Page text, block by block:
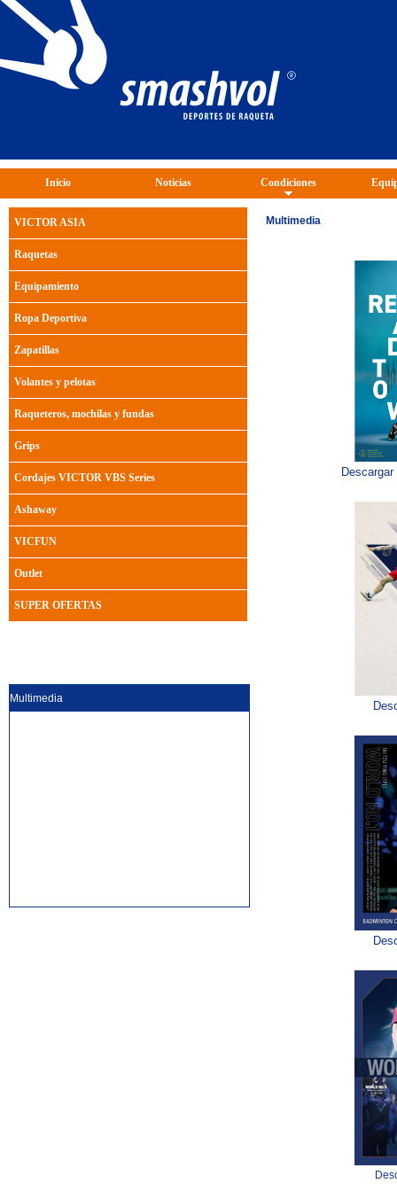
Inicio Noticias Condiciones
Multimedia
VICTOR ASIA
Raquetas
Equipamiento
Ropa Deportiva
Zapatillas
Volantes y pelotas
Raqueteros, mochilas y fundas
Grips
Cordajes VICTOR VBS Series
Ashaway
VICFUN
Outlet
SUPER OFERTAS
Multimedia